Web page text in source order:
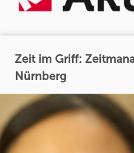
Zeit im Griff:
Nürnberg